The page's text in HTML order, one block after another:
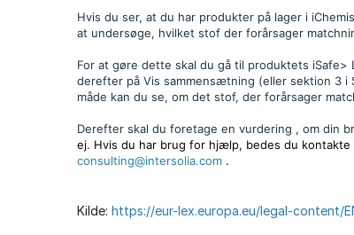
Hvis du ser, at du har produkter på lager i
at undersøge, hvilket stof der forårsager
For at gøre dette skal du gå til produktets
derefter på Vis sammensætning (eller sektion 3
måde kan du se, om det stof, der forårsager
Derefter skal du foretage en vurdering , om din
ej. Hvis du har brug for hjælp, bedes du
consulting@intersolia.com .
Kilde: https://eur-lex.europa.eu/legal-content/